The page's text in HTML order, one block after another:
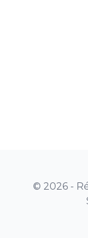
© 2026 -